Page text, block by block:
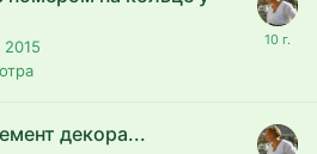
2015
декора...